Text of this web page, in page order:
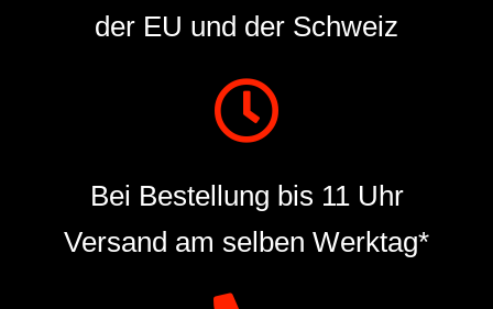
der EU und der Schweiz
Bei Bestellung bis 11 Uhr
Versand am selben Werktag*